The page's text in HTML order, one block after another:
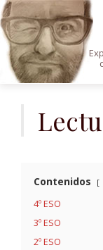
contenido
Contenidos
4º ESO
3º ESO
2º ESO